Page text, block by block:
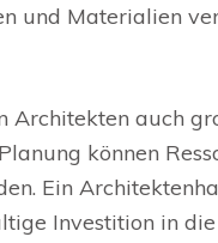
und Materialien
Architekten auch
können
Ein
Investition in